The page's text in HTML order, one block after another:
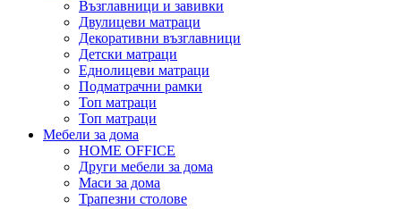
Възглавници и завивки
Двулицеви матраци
Декоративни възглавници
Детски матраци
Еднолицеви матраци
Подматрачни рамки
Топ матраци
Топ матраци
Мебели за дома
HOME OFFICE
Други мебели за дома
Маси за дома
Трапезни столове